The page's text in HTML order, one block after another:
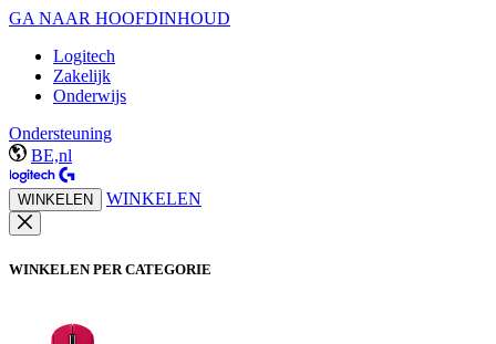
GA NAAR HOOFDINHOUD
Logitech
Zakelijk
Onderwijs
Ondersteuning
BE,nl
WINKELEN WINKELEN
WINKELEN PER CATEGORIE